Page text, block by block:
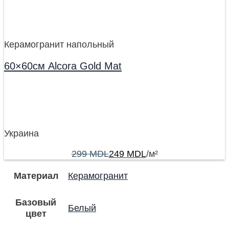
Керамогранит напольный
60×60см Alcora Gold Mat
Украина
299MDL249 MDL/м²
Материал Керамогранит
Базовый
цвет
Белый